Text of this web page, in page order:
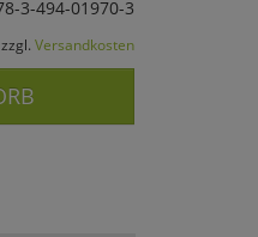
3-494-01970-3
Versandkosten